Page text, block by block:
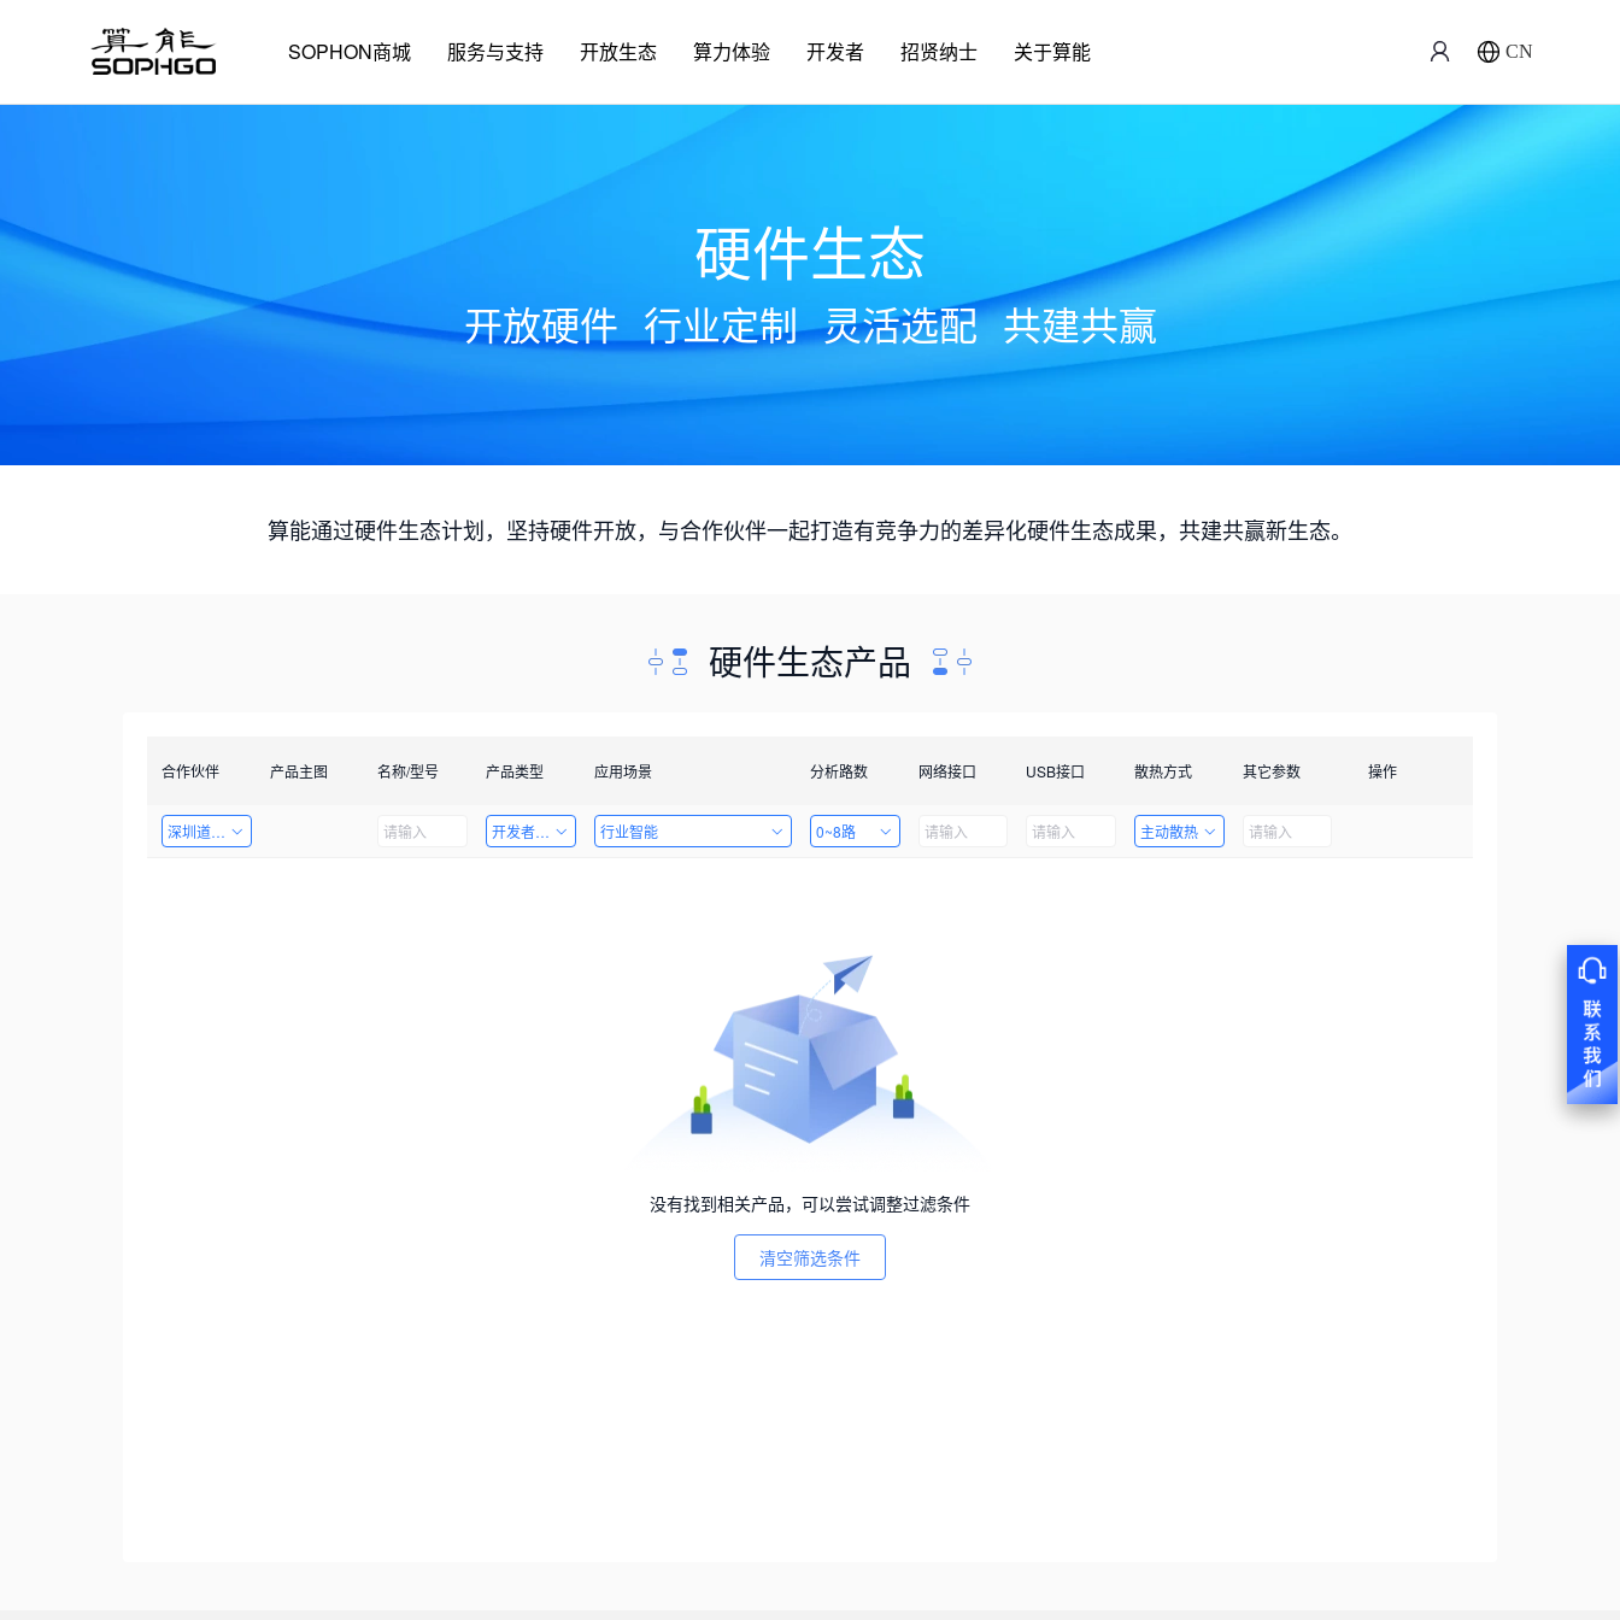
SOPHON商城 服务与支持 开放生态 算力体验 开发者 招贤纳士 关于算能 CN
硬件生态
开放硬件 行业定制 灵活选配 共建共赢
算能通过硬件生态计划，坚持硬件开放，与合作伙伴一起打造有竞争力的差异化硬件生态成果，共建共赢新生态。
硬件生态产品
合作伙伴 产品主图 名称/型号 产品类型 应用场景 分析路数 网络接口 USB接口 散热方式 其它参数 操作
深圳道者技术有限公司 开发者套件 行业智能 0~8路 主动散热
没有找到相关产品，可以尝试调整过滤条件
清空筛选条件